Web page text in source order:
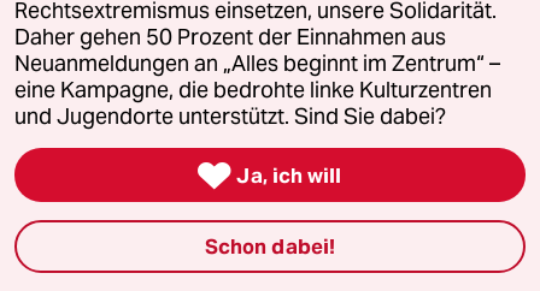
taz Blogs
taz FUTURZWEI
Le Monde diplomatique
taz Archiv
Rechtsextremismus einsetzen, unsere Solidarität.
Daher gehen 50 Prozent der Einnahmen aus
Neuanmeldungen an „Alles beginnt im Zentrum“ –
eine Kampagne, die bedrohte linke Kulturzentren
und Jugendorte unterstützt. Sind Sie dabei?
 Ja, ich will
Schon dabei!